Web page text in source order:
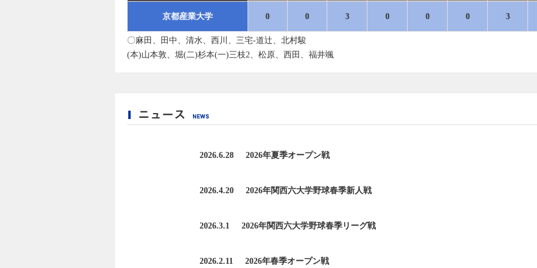
京都産業大学 0 0 3 0 0 0 3
〇麻田、田中、清水、西川、三宅-道辻、北村駿
(本)山本敦、堀(二)杉本(一)三枝2、松原、西田、福井颯
2026.6.28 2026年夏季オープン戦
2026.4.20 2026年関西六大学野球春季新人戦
2026.3.1 2026年関西六大学野球春季リーグ戦
2026.2.11 2026年春季オープン戦